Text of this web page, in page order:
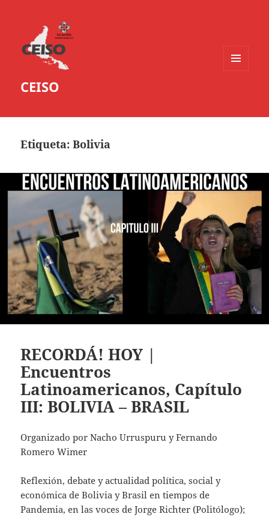
CEISO
Etiqueta:Bolivia
RECORDÁ! HOY |
Encuentros
Latinoamericanos, Capítulo
III: BOLIVIA – BRASIL
Organizado porNacho Urruspuru yFernando
Romero Wimer
Reflexión, debate y actualidad política, social y
económica de Bolivia y Brasil en tiempos de
Pandemia, en las voces de Jorge Richter (Politólogo);